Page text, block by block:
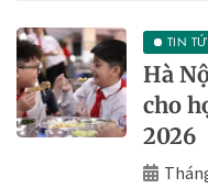
TIN
Hà
cho
2026